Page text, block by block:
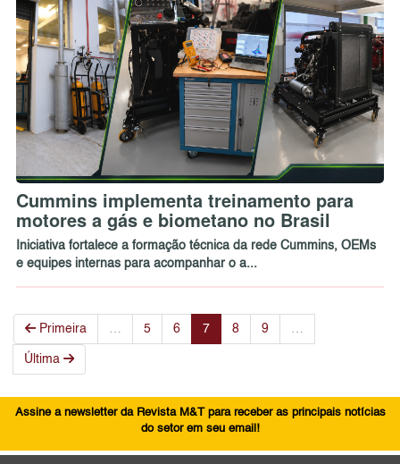
Cummins implementa treinamento para
motores a gás e biometano no Brasil
Iniciativa fortalece a formação técnica da rede Cummins, OEMs
e equipes internas para acompanhar o a...
Primeira 5 6 7 8 9
Última
Assine a newsletter da Revista M&T para receber as principais notícias
do setor em seu email!